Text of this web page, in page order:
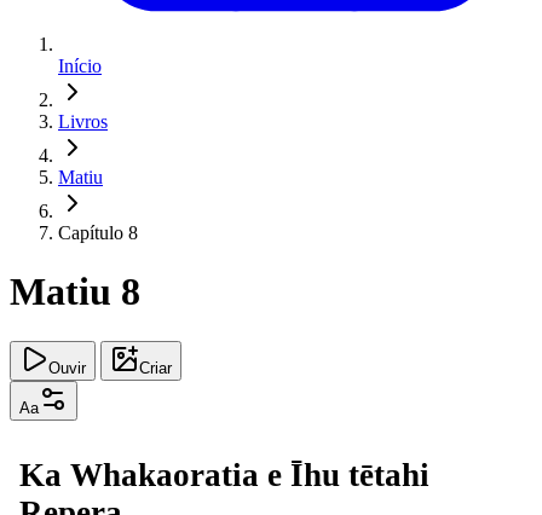
Início
Livros
Matiu
Capítulo 8
Matiu 8
Ouvir Criar
Aa
Ka Whakaoratia e Īhu tētahi